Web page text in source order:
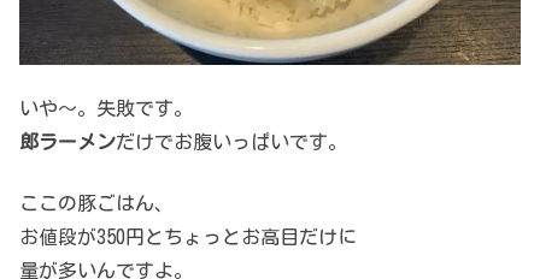
いや～。失敗です。
郎ラーメンだけでお腹いっぱいです。
ここの豚ごはん、
お値段が350円とちょっとお高目だけに
量が多いんですよ。